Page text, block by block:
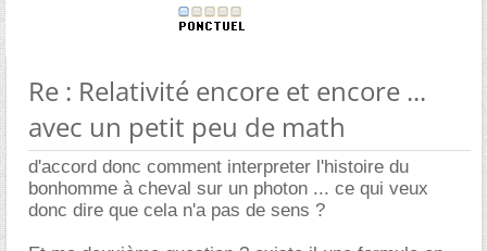
Re : Relativité encore et encore ...
avec un petit peu de math
d'accord donc comment interpreter l'histoire du
bonhomme à cheval sur un photon ... ce qui veux
donc dire que cela n'a pas de sens ?